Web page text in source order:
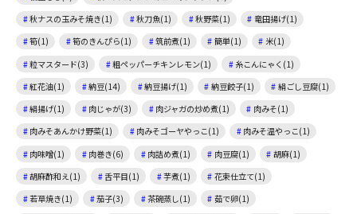
秋ナスの玉みそ焼き(1)
秋刀魚(1) 秋野菜(1)
竜田揚げ(1)
筍(1)
筍のきんぴら(1) 筑前煮(1) 簡単(1)
米(1)
粒マスタード(3)
粗ペッパーチキンレモン(1)
糸こんにゃく(1)
紅花油(1)
納豆(14) 納豆揚げ(1) 納豆餃子(1)
絹ごし豆腐(1)
絹揚げ(1)
肉じゃが(3) 肉ジャガの炒め煮(1)
肉みそ(1)
肉みそあんかけ野菜(1)
肉みそゴーヤやっこ(1)
肉みそ温やっこ(1)
肉味噌(1)
肉巻き(6) 肉詰め煮(1) 肉豆腐(1)
胡麻(1)
胡麻酢和え(1)
舌平目(1) 芋煮(1)
花束仕立て(1)
若草焼き(1)
茄子(3) 茶碗蒸し(1)
茹で卵(1)